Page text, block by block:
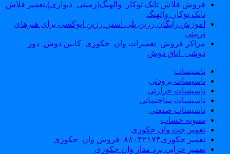
فروش فلاش تانک توکار_والهنگ(زمینی_دیواری),تعمیر فلاش
تانک توکار_والهنگ
اموزش رایگان رزین پلی استر_رزین اپوکسی برای هنرهای
تزیینی
مراکز فروش_تعمیرات وان_جکوزی_کابین دوش_دور
دوشی_اتاق دوش
تاسیسات
تاسیسات برودتی
تاسیسات حرارتی
تاسیسات ساختمانی
تاسیسات صنعتی
تسویه حساب
تعمیر جت وان جکوزی
تعمیر جکوزی۸۸۰۴۲۱۷۴_فروش وان_جکوزی
تعمیر خرابی برد مدار وان جکوزی